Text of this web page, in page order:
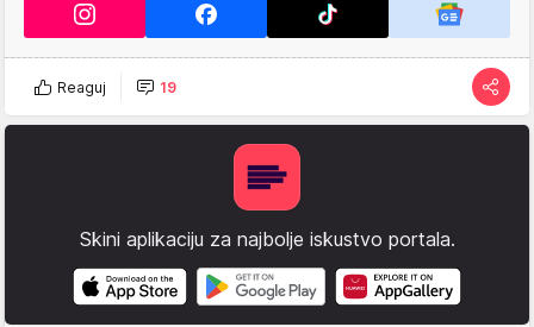
Reaguj 19
Skini aplikaciju za najbolje iskustvo portala.